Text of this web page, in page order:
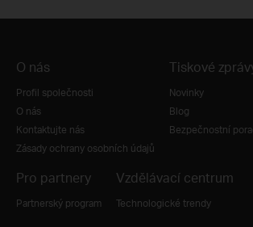
O nás
Profil společnosti
O nás
Kontaktujte nás
Zásady ochrany osobních údajů
Tiskové
Novinky
Blog
Bezpečnostní
Pro partnery
Partnerský program
Vzdělávací centrum
Technologické trendy